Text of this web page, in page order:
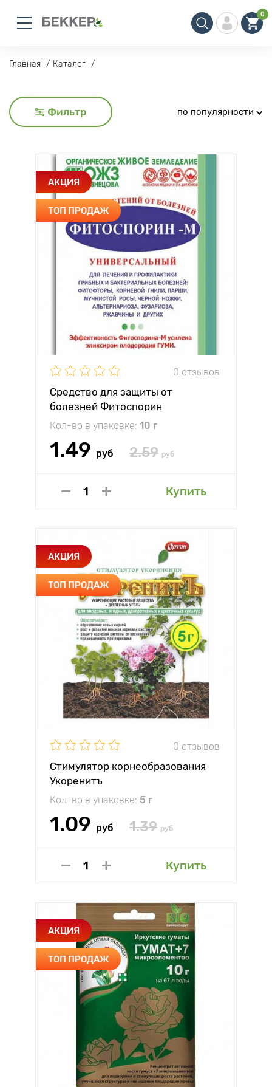
0
Главная Каталог
Фильтр по популярности
АКЦИЯ
ТОП ПРОДАЖ
0 отзывов
Средство для защиты от
болезней Фитоспорин
Кол-во в упаковке: 10 г
1.49 руб 2.59 руб
Купить
АКЦИЯ
ТОП ПРОДАЖ
0 отзывов
Стимулятор корнеобразования
Укоренитъ
Кол-во в упаковке: 5 г
1.09 руб 1.39 руб
Купить
АКЦИЯ
ТОП ПРОДАЖ